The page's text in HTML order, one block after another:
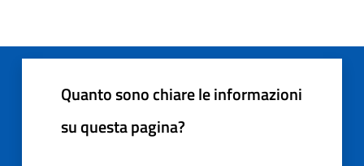
Quanto sono chiare le informazioni
su questa pagina?